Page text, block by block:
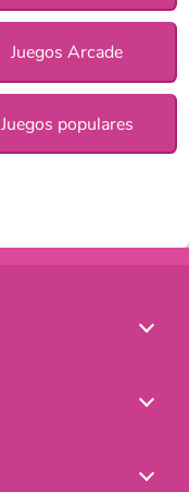
Juegos Arcade
Juegos populares